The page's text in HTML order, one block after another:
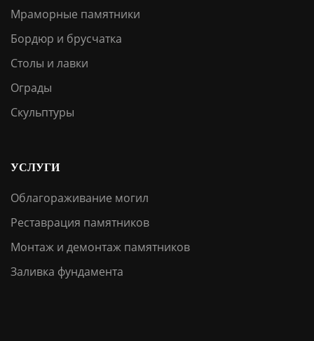
Мраморные памятники
Бордюр и брусчатка
Столы и лавки
Ограды
Скульптуры
УСЛУГИ
Облагораживание могил
Реставрация памятников
Монтаж и демонтаж памятников
Заливка фундамента